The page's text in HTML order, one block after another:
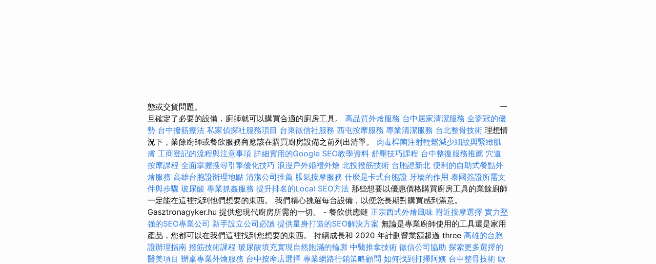
態或交貨問題。
一
旦確定了必要的設備，廚師就可以購買合適的廚房工具。 高品質外燴服務 台中居家清潔服務 全瓷冠的優
勢 台中撥筋療法 私家偵探社服務項目 台東徵信社服務 西屯按摩服務 專業清潔服務 台北整骨技術 理想情
況下，業餘廚師或餐飲服務商應該在購買廚房設備之前列出清單。 肉毒桿菌注射輕鬆減少細紋與緊緻肌
膚 工商登記的流程與注意事項 詳細實用的Google SEO教學資料 舒壓技巧課程 台中整復服務推薦 穴道
按摩課程 全面掌握搜尋引擎優化技巧 浪漫戶外婚禮外燴 北投撥筋技術 台胞證新北 便利的自助式餐點外
燴服務 高雄台胞證辦理地點 清潔公司推薦 脹氣按摩服務 什麼是卡式台胞證 牙橋的作用 泰國簽證所需文
件與步驟 玻尿酸 專業抓姦服務 提升排名的Local SEO方法 那些想要以優惠價格購買廚房工具的業餘廚師
一定能在這裡找到他們想要的東西。 我們精心挑選每台設備，以便您長期對購買感到滿意。
Gasztronagyker.hu 提供您現代廚房所需的一切。 - 餐飲供應鏈 正宗西式外燴風味 附近按摩選擇 實力堅
強的SEO專業公司 新手設立公司必讀 提供量身打造的SEO解決方案 無論是專業廚師使用的工具還是家用
產品，您都可以在我們這裡找到您想要的東西。 持續成長和 2020 年計劃營業額超過 three 高雄的台胞
證辦理指南 撥筋技術課程 玻尿酸填充實現自然飽滿的輪廓 中醫推拿技術 徵信公司協助 探索更多選擇的
醫美項目 辦桌專業外燴服務 台中按摩店選擇 專業網路行銷策略顧問 如何找到打掃阿姨 台中整骨技術 歐